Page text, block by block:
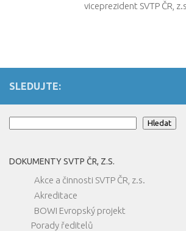
viceprezident SVTP ČR,
SLEDUJTE:
Hledat
DOKUMENTY SVTP ČR, Z.S.
Akce a činnosti SVTP ČR, z.s.
Akreditace
BOWI Evropský projekt
Porady ředitelů